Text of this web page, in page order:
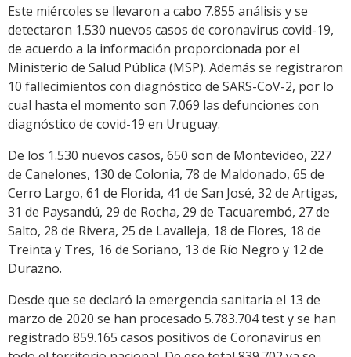
Link
Este miércoles se llevaron a cabo 7.855 análisis y se
detectaron 1.530 nuevos casos de coronavirus covid-19,
de acuerdo a la información proporcionada por el
Ministerio de Salud Pública (MSP). Además se registraron
10 fallecimientos con diagnóstico de SARS-CoV-2, por lo
cual hasta el momento son 7.069 las defunciones con
diagnóstico de covid-19 en Uruguay.
De los 1.530 nuevos casos, 650 son de Montevideo, 227
de Canelones, 130 de Colonia, 78 de Maldonado, 65 de
Cerro Largo, 61 de Florida, 41 de San José, 32 de Artigas,
31 de Paysandú, 29 de Rocha, 29 de Tacuarembó, 27 de
Salto, 28 de Rivera, 25 de Lavalleja, 18 de Flores, 18 de
Treinta y Tres, 16 de Soriano, 13 de Río Negro y 12 de
Durazno.
Desde que se declaró la emergencia sanitaria el 13 de
marzo de 2020 se han procesado 5.783.704 test y se han
registrado 859.165 casos positivos de Coronavirus en